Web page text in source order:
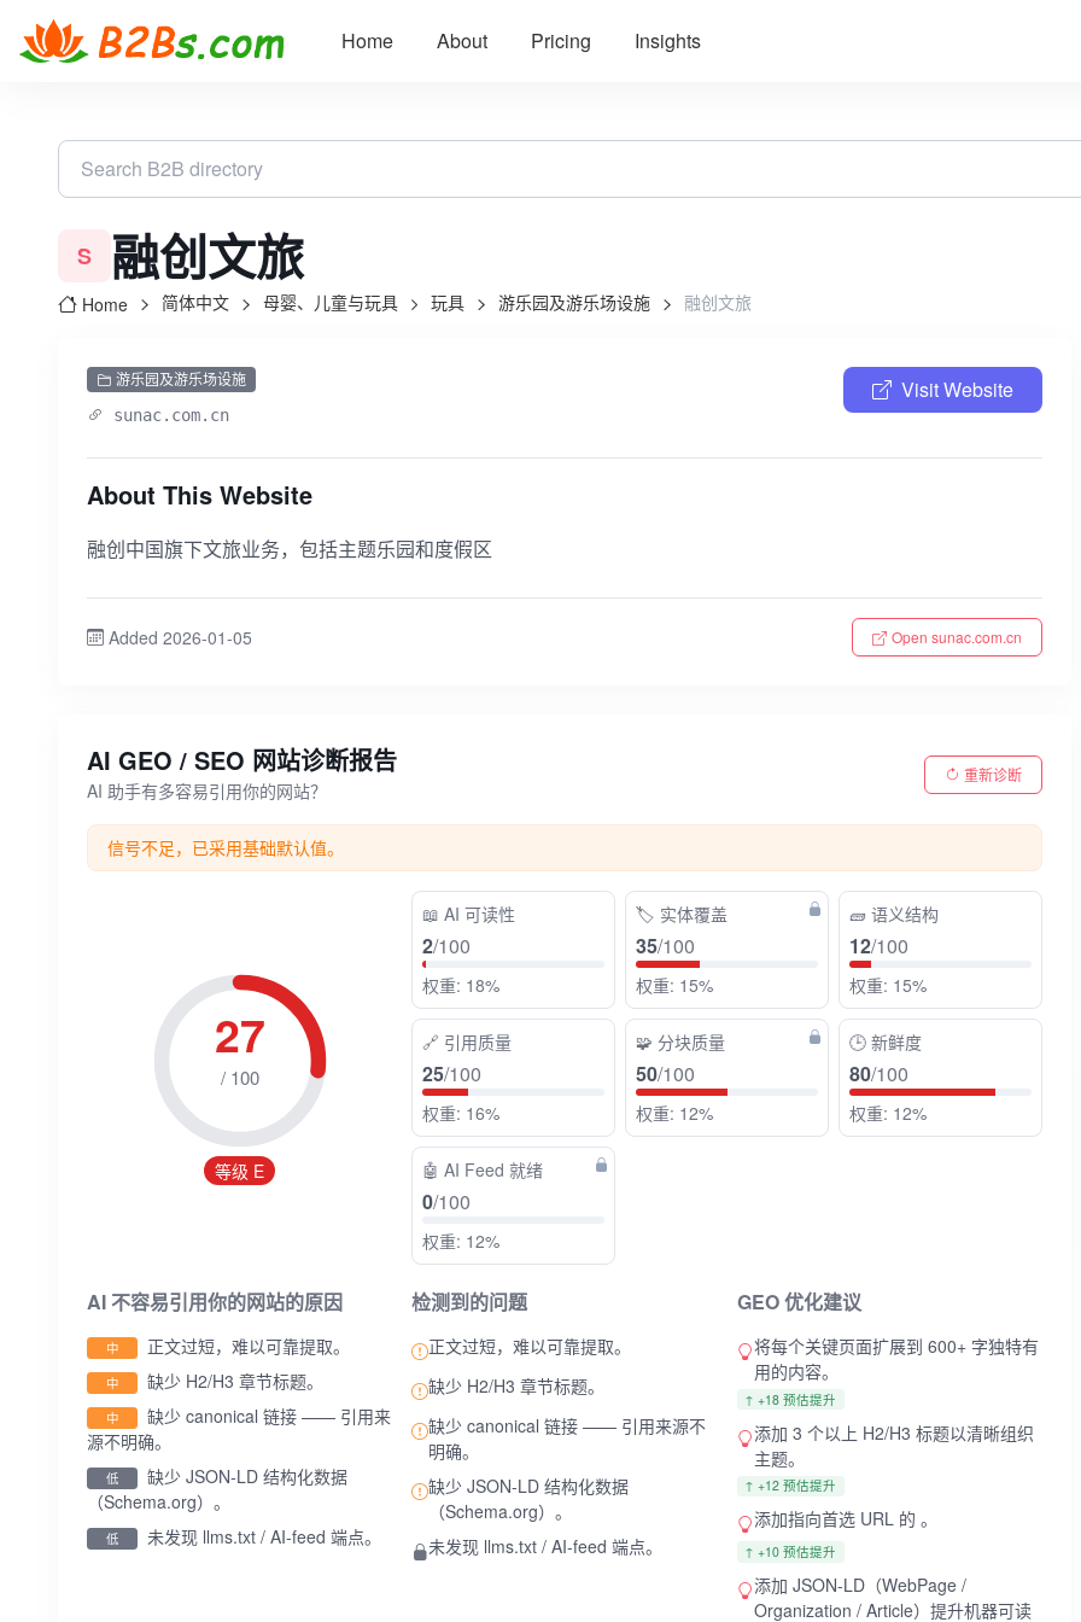
Home About Pricing Insights
S 融创文旅
Home 简体中文 母婴、儿童与玩具 玩具 游乐园及游乐场设施 融创文旅
游乐园及游乐场设施
sunac.com.cn
Visit Website
About This Website
融创中国旗下文旅业务，包括主题乐园和度假区
Added 2026-01-05 Open sunac.com.cn
AI GEO / SEO 网站诊断报告
AI 助手有多容易引用你的网站？
重新诊断
信号不足，已采用基础默认值。
27
/ 100
等级 E
📖 AI 可读性
2/100
权重: 18%
🏷️ 实体覆盖
35/100
权重: 15%
🧱 语义结构
12/100
权重: 15%
🔗 引用质量
25/100
权重: 16%
🧩 分块质量
50/100
权重: 12%
🕒 新鲜度
80/100
权重: 12%
🤖 AI Feed 就绪
0/100
权重: 12%
AI 不容易引用你的网站的原因
中 正文过短，难以可靠提取。
中 缺少 H2/H3 章节标题。
中
缺少 canonical 链接 —— 引用来
源不明确。
低
缺少 JSON-LD 结构化数据
（Schema.org）。
低 未发现 llms.txt / AI-feed 端点。
检测到的问题
正文过短，难以可靠提取。
缺少 H2/H3 章节标题。
缺少 canonical 链接 —— 引用来源不
明确。
缺少 JSON-LD 结构化数据
（Schema.org）。
未发现 llms.txt / AI-feed 端点。
GEO 优化建议
将每个关键页面扩展到 600+ 字独特有
用的内容。
↑ +18 预估提升
添加 3 个以上 H2/H3 标题以清晰组织
主题。
↑ +12 预估提升
添加指向首选 URL 的 。
↑ +10 预估提升
添加 JSON-LD（WebPage /
Organization / Article）提升机器可读